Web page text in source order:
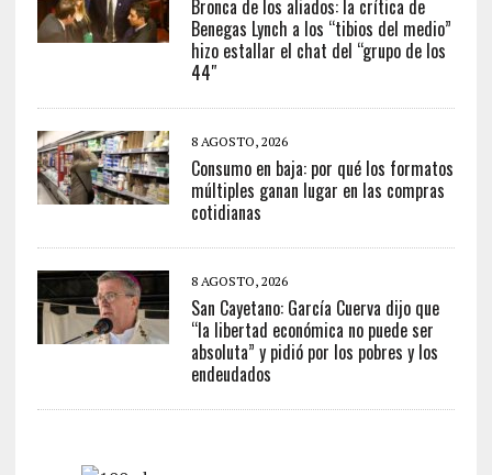
Bronca de los aliados: la crítica de
Benegas Lynch a los “tibios del medio”
hizo estallar el chat del “grupo de los
44″
8 AGOSTO, 2026
Consumo en baja: por qué los formatos
múltiples ganan lugar en las compras
cotidianas
8 AGOSTO, 2026
San Cayetano: García Cuerva dijo que
“la libertad económica no puede ser
absoluta” y pidió por los pobres y los
endeudados